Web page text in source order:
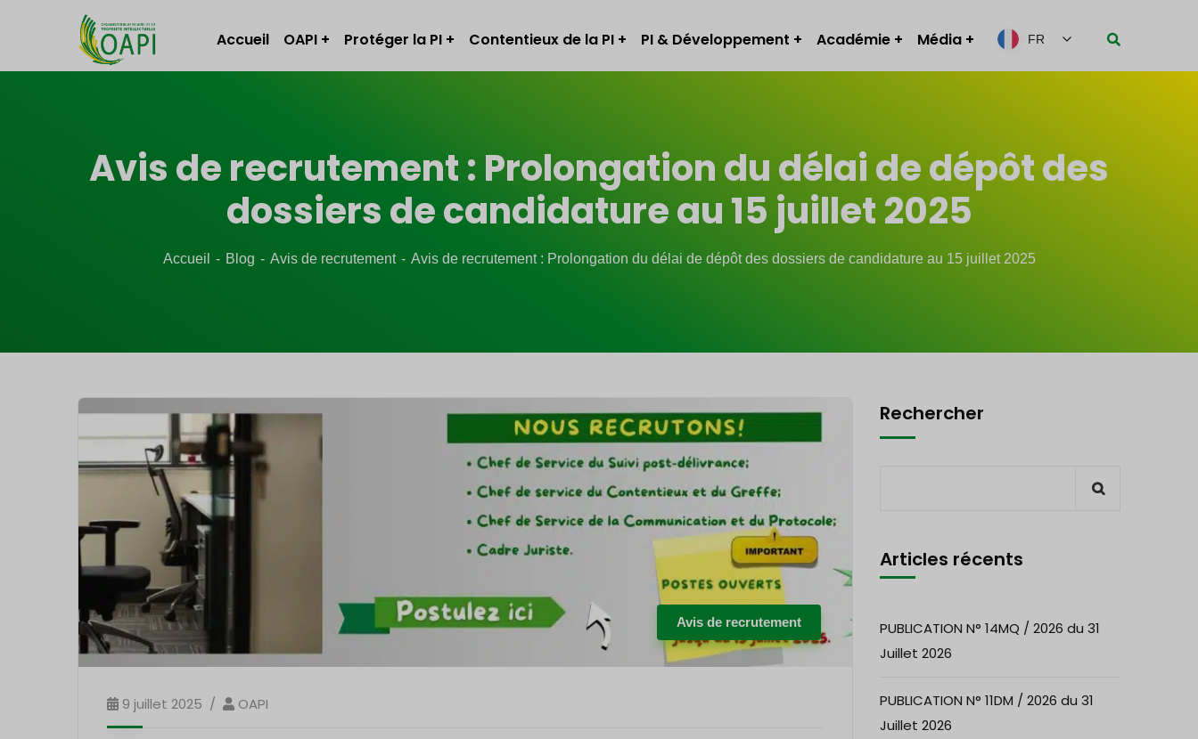
Accueil OAPI Protéger la PI Contentieux de la PI PI & Développement Académie Média FR
Avis de recrutement : Prolongation du délai de dépôt des
dossiers de candidature au 15 juillet 2025
Accueil Blog Avis de recrutement Avis de recrutement : Prolongation du délai de dépôt des dossiers de candidature au 15 juillet 2025
Avis de recrutement
9 juillet 2025 OAPI
Rechercher
Articles récents
PUBLICATION N° 14MQ / 2026 du 31
Juillet 2026
PUBLICATION N° 11DM / 2026 du 31
Juillet 2026